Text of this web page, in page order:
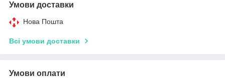
Умови доставки
Нова Пошта
Всі умови доставки
Умови оплати